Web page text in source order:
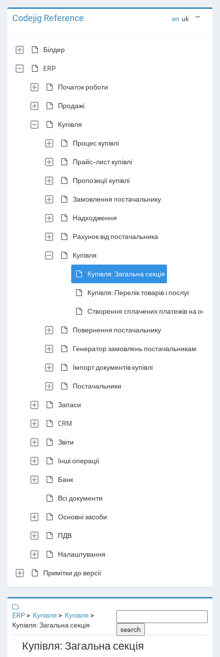
Codejig Reference en uk
Білдер
ERP
Початок роботи
Продажі
Купівля
Процес купівлі
Прайс-лист купівлі
Пропозиції купівлі
Замовлення постачальнику
Надходження
Рахунок від постачальника
Купівля
Купівля: Загальна секція
Купівля: Перелік товарів і послуг
Створення сплачених платежів на основі
Повернення постачальнику
Генератор замовлень постачальникам
Імпорт документів купівлі
Постачальники
Запаси
CRM
Звіти
Інші операції
Банк
Всі документи
Основні засоби
ПДВ
Налаштування
Примітки до версії
ERP Купівля
Купівля
Купівля: Загальна секція
search
Купівля: Загальна секція